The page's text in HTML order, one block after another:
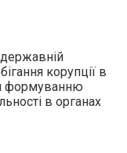
державній
корупції в
формуванню
в органах